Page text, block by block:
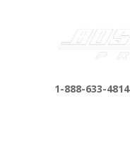
1-888-633-4814